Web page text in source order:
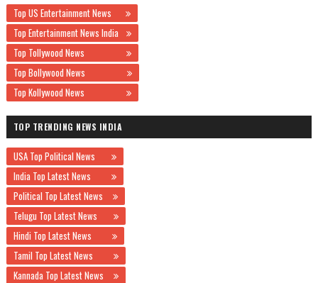
Top US Entertainment News
Top Entertainment News India
Top Tollywood News
Top Bollywood News
Top Kollywood News
TOP TRENDING NEWS INDIA
USA Top Political News
India Top Latest News
Political Top Latest News
Telugu Top Latest News
Hindi Top Latest News
Tamil Top Latest News
Kannada Top Latest News